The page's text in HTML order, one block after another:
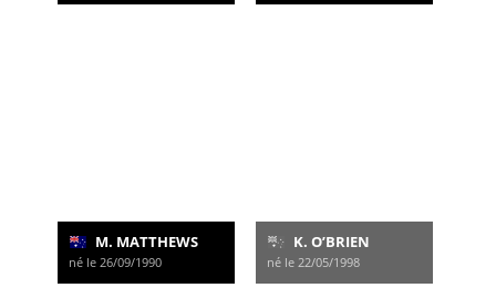
M. MATTHEWS
né le 26/09/1990
K. O’BRIEN
né le 22/05/1998